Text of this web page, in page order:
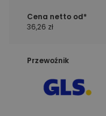
36,26 zł